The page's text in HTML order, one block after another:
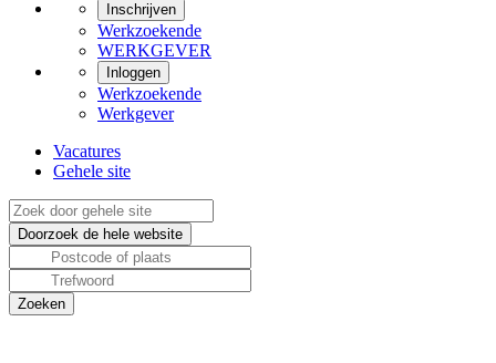
Inschrijven
Werkzoekende
WERKGEVER
Inloggen
Werkzoekende
Werkgever
Vacatures
Gehele site